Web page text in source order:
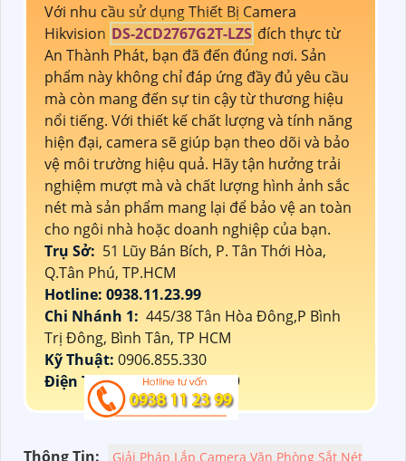
Với nhu cầu sử dụng Thiết Bị Camera
Hikvision DS-2CD2767G2T-LZS đích thực từ
An Thành Phát, bạn đã đến đúng nơi. Sản
phẩm này không chỉ đáp ứng đầy đủ yêu cầu
mà còn mang đến sự tin cậy từ thương hiệu
nổi tiếng. Với thiết kế chất lượng và tính năng
hiện đại, camera sẽ giúp bạn theo dõi và bảo
vệ môi trường hiệu quả. Hãy tận hưởng trải
nghiệm mượt mà và chất lượng hình ảnh sắc
nét mà sản phẩm mang lại để bảo vệ an toàn
cho ngôi nhà hoặc doanh nghiệp của bạn.
Trụ Sở: 51 Lũy Bán Bích, P. Tân Thới Hòa,
Q.Tân Phú, TP.HCM
Hotline: 0938.11.23.99
Chi Nhánh 1: 445/38 Tân Hòa Đông,P Bình
Trị Đông, Bình Tân, TP HCM
Kỹ Thuật: 0906.855.330
Điện Thoại:(028) 6688.4949
Thông Tin: Giải Pháp Lắp Camera Văn Phòng Sắt Nét